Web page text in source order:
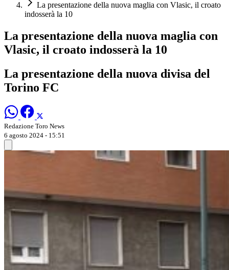
La presentazione della nuova maglia con Vlasic, il croato
indosserà la 10
La presentazione della nuova maglia con
Vlasic, il croato indosserà la 10
La presentazione della nuova divisa del
Torino FC
Redazione Toro News
6 agosto 2024 - 15:51